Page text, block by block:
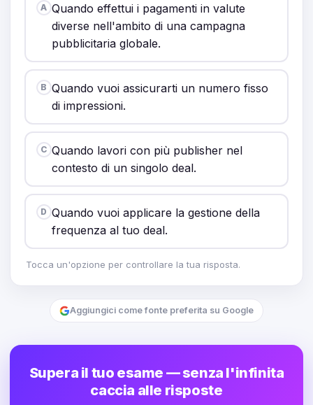
A Quando effettui i pagamenti in valute
diverse nell'ambito di una campagna
pubblicitaria globale.
B Quando vuoi assicurarti un numero fisso
di impressioni.
C Quando lavori con più publisher nel
contesto di un singolo deal.
D Quando vuoi applicare la gestione della
frequenza al tuo deal.
Tocca un'opzione per controllare la tua risposta.
Aggiungici come fonte preferita su Google
Supera il tuo esame — senza l'infinita
caccia alle risposte